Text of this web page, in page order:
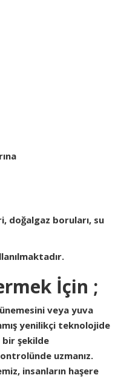
doğalgaz boruları, su
İçin ;
veya yuva
yenilikçi teknolojide
bir şekilde
uzmanız.
insanların haşere